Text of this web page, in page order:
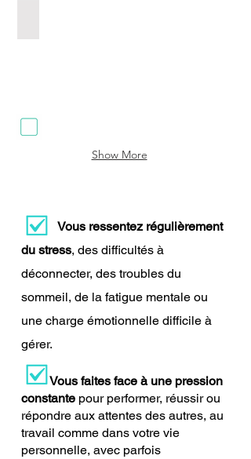
Show More
Vous ressentez régulièrement
du stress, des difficultés à
déconnecter, des troubles du
sommeil, de la fatigue mentale ou
une charge émotionnelle difficile à
gérer.
Vous faites face à une pression
constante pour performer, réussir ou
répondre aux attentes des autres, au
travail comme dans votre vie
personnelle, avec parfois